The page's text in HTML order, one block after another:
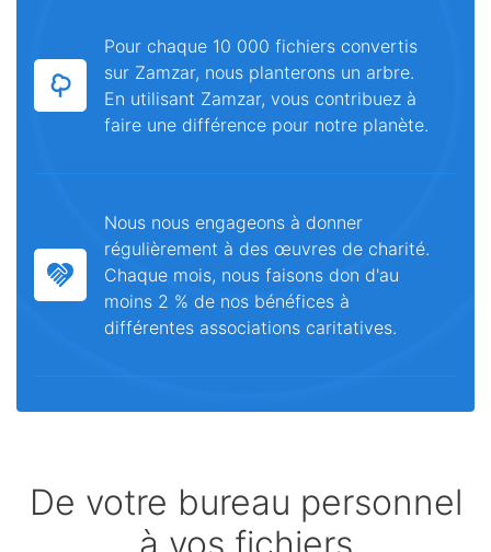
Pour chaque 10 000 fichiers convertis
sur Zamzar, nous planterons un arbre.
En utilisant Zamzar, vous contribuez à
faire une différence pour notre planète.
Nous nous engageons à donner
régulièrement à des œuvres de charité.
Chaque mois, nous faisons don d'au
moins 2 % de nos bénéfices à
différentes associations caritatives.
De votre bureau personnel